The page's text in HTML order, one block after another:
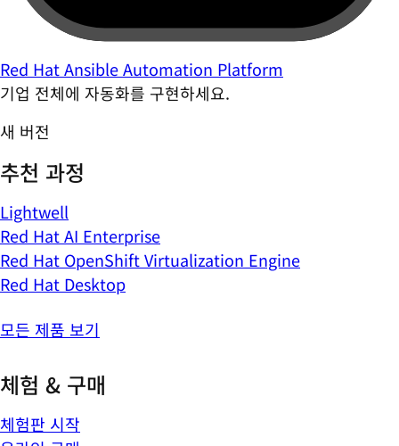
Red Hat Ansible Automation Platform
기업 전체에 자동화를 구현하세요.
새 버전
추천 과정
Lightwell
Red Hat AI Enterprise
Red Hat OpenShift Virtualization Engine
Red Hat Desktop
모든 제품 보기
체험 & 구매
체험판 시작